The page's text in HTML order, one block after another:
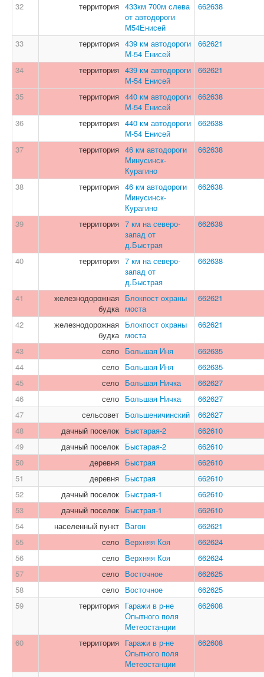
32 территория 433км 700м слева
от автодороги
М54Енисей
662638
33 территория 439 км автодороги
М-54 Енисей
662621
34 территория 439 км автодороги
М-54 Енисей
662621
35 территория 440 км автодороги
М-54 Енисей
662638
36 территория 440 км автодороги
М-54 Енисей
662638
37 территория 46 км автодороги
Минусинск-
Курагино
662638
38 территория 46 км автодороги
Минусинск-
Курагино
662638
39 территория 7 км на северо-
запад от
д.Быстрая
662638
40 территория 7 км на северо-
запад от
д.Быстрая
662638
41
железнодорожная
будка
Блокпост охраны
моста
662621
42
железнодорожная
будка
Блокпост охраны
моста
662621
43 село Большая Иня
662635
44
село Большая Иня
662635
45
село Большая Ничка
662627
46
село Большая Ничка
662627
47
сельсовет Большеничинский
662627
48
дачный поселок Быстарая-2
662610
49
дачный поселок Быстарая-2
662610
50
деревня Быстрая
662610
51
деревня Быстрая
662610
52
дачный поселок Быстрая-1
662610
53
дачный поселок Быстрая-1
662610
54
населенный пункт Вагон
662621
55
село Верхняя Коя
662624
56
село Верхняя Коя
662624
57
село Восточное
662625
58
село Восточное
662625
59
территория Гаражи в р-не
Опытного поля
Метеостанции
662608
60 территория Гаражи в р-не
Опытного поля
Метеостанции
662608